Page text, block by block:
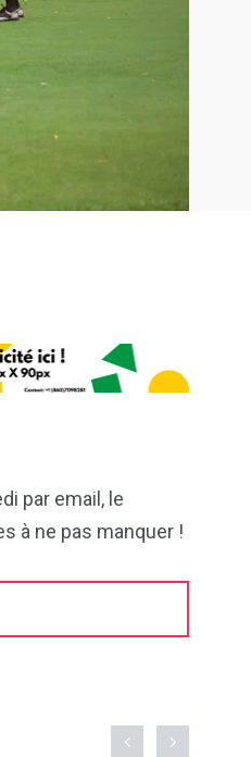
par email, le
à ne pas manquer !